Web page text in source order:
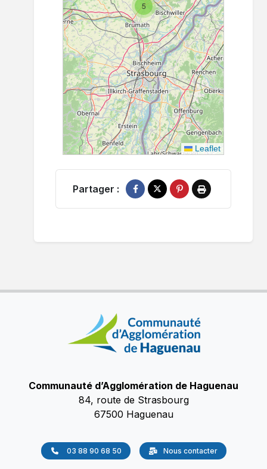
5
Leaflet
Partager :
Partager sur Facebook
Partager sur X
Épingler sur Pinterest
Imprimer
Communauté d’Agglomération de Haguenau
84, route de Strasbourg
67500 Haguenau
03 88 90 68 50 Nous contacter